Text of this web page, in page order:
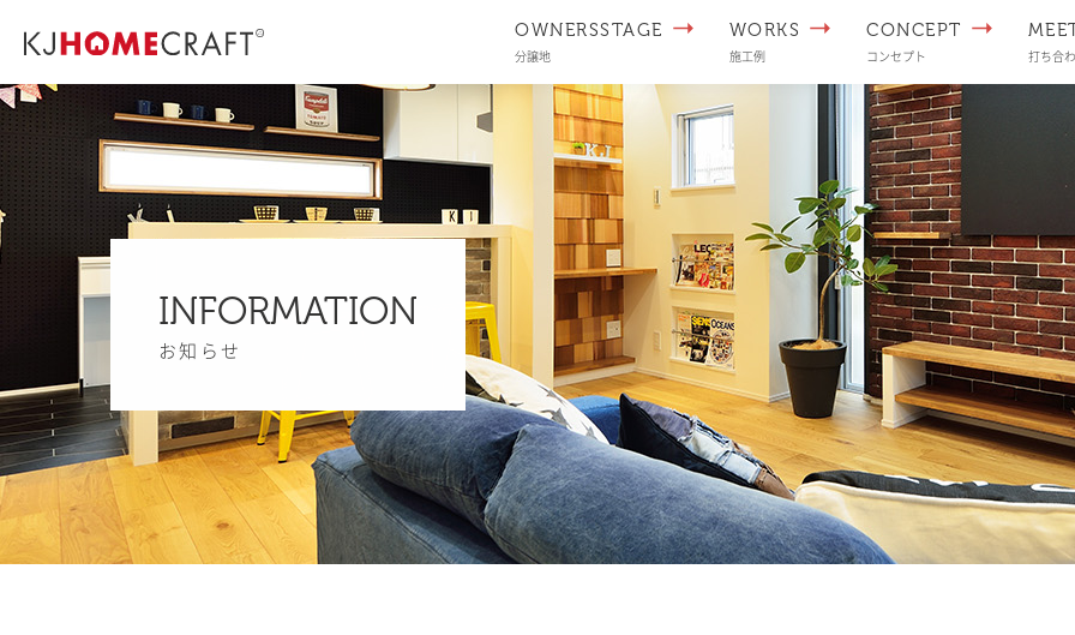
OWNERSSTAGE
分譲地
WORKS
施工例
CONCEPT
コンセプト 打ち合
INFORMATION
お知らせ